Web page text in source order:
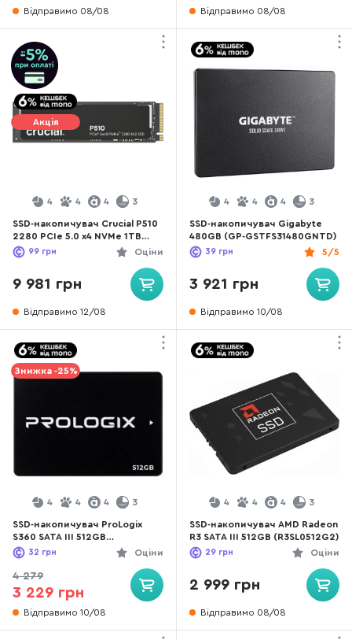
Відправимо 08/08 Відправимо 08/08
Акція
4 4 4 3
SSD-накопичувач Crucial P510
2280 PCIe 5.0 x4 NVMe 1TB
(CT1000P510SSD8)
Оціни
99 грн
9 981 грн
Відправимо 12/08
4 4 4 3
SSD-накопичувач Gigabyte
480GB (GP-GSTFS31480GNTD)
5/5
39 грн
3 921 грн
Відправимо 10/08
Знижка -25%
4 4 4 3
SSD-накопичувач ProLogix
S360 SATA III 512GB
(PRO512GS360)
Оціни
32 грн
4 279
3 229 грн
Відправимо 10/08
4 4 4 3
SSD-накопичувач AMD Radeon
R3 SATA III 512GB (R3SL0512G2)
Оціни
29 грн
2 999 грн
Відправимо 08/08